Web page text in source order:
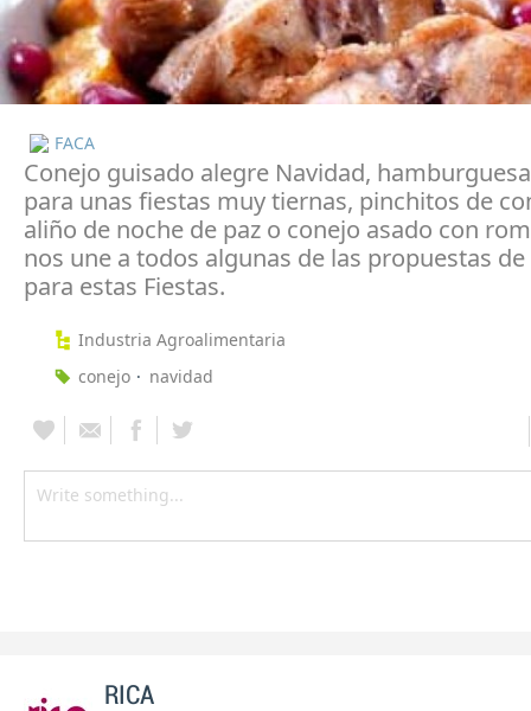
FACA
Conejo guisado alegre Navidad,
para unas fiestas muy tiernas, pinchitos de
aliño de noche de paz o conejo asado con
nos une a todos algunas de las propuestas
para estas Fiestas.
Industria Agroalimentaria
conejo
navidad
RICA